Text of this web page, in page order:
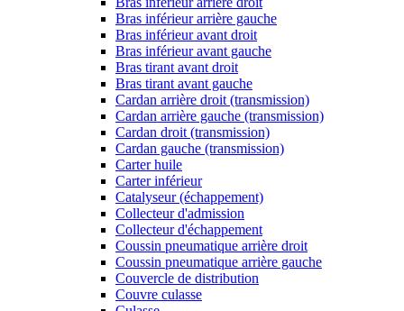
Bras inférieur arrière gauche
Bras inférieur avant droit
Bras inférieur avant gauche
Bras tirant avant droit
Bras tirant avant gauche
Cardan arrière droit (transmission)
Cardan arrière gauche (transmission)
Cardan droit (transmission)
Cardan gauche (transmission)
Carter huile
Carter inférieur
Catalyseur (échappement)
Collecteur d'admission
Collecteur d'échappement
Coussin pneumatique arrière droit
Coussin pneumatique arrière gauche
Couvercle de distribution
Couvre culasse